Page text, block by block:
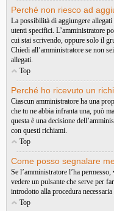
Perché non riesco ad
La possibilità di aggiungere
utenti specifici. L’amministratore
cui stai scrivendo, oppure solo il
Chiedi all’amministratore se non
allegati.
Top
Perché ho ricevuto un
Ciascun amministratore ha una
che tu ne abbia infranta una, può
questa è una decisione
con questi richiami.
Top
Come posso segnalare
Se l’amministratore l’ha
vedere un pulsante che serve per
introdotto alla procedura
Top